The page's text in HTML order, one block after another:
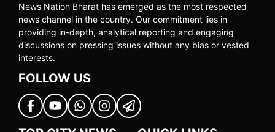
News Nation Bharat has emerged as the most respected
news channel in the country. Our commitment lies in
providing in-depth, analytical reporting and engaging
discussions on pressing issues without any bias or vested
interests.
FOLLOW US